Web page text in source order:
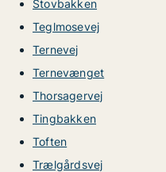
Stovbakken
Teglmosevej
Ternevej
Ternevænget
Thorsagervej
Tingbakken
Toften
Trælgårdsvej